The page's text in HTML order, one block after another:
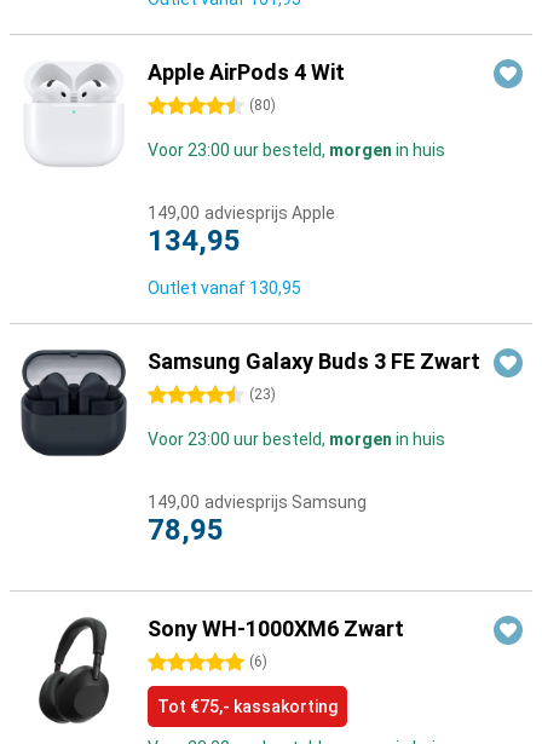
Apple AirPods 4 Wit
4.5 sterren (80)
Voor 23:00 uur besteld, morgen in huis
149,00 adviesprijs Apple
134,95
Outlet vanaf 130,95
Samsung Galaxy Buds 3 FE Zwart
4.5 sterren (23)
Voor 23:00 uur besteld, morgen in huis
149,00 adviesprijs Samsung
78,95
Sony WH-1000XM6 Zwart
5 sterren (6)
Tot €75,- kassakorting